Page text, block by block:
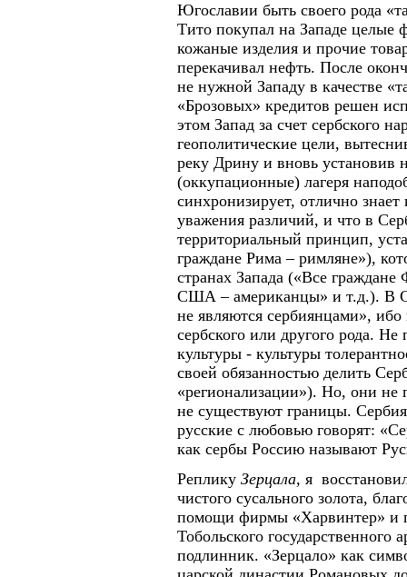
Югославии быть своего рода
Тито покупал на Западе целые
кожаные изделия и прочие
перекачивал нефть. После
не нужной Западу в качестве
«Брозовых» кредитов решен
этом Запад за счет сербского
геополитические цели,
реку Дрину и вновь установив
(оккупационные) лагеря
синхронизирует, отлично
уважения различий, и что в
территориальный принцип,
граждане Рима – римляне»),
странах Запада («Все
США – американцы» и т.д.). В
не являются сербиянцами»,
сербского или другого рода.
культуры - культуры
своей обязанностью делить
«регионализации»). Но, они
не существуют границы.
русские с любовью говорят:
как сербы Россию называют
РепликуЗерцала, я
чистого сусального золота,
помощи фирмы «Харвинтер» и
Тобольского государственного
подлинник. «Зерцало» как